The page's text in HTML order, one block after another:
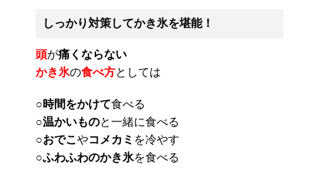
しっかり対策してかき氷を堪能！
頭が痛くならない
かき氷の食べ方としては
○時間をかけて食べる
○温かいものと一緒に食べる
○おでこ やコメカミ を冷やす
○ふわふわのかき氷を食べる